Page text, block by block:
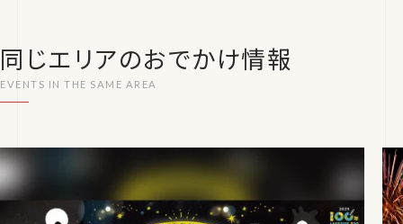
同じエリアのおでかけ情報